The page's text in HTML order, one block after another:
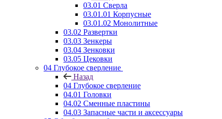
03.01 Сверла
03.01.01 Корпусные
03.01.02 Монолитные
03.02 Развертки
03.03 Зенкеры
03.04 Зенковки
03.05 Цековки
04 Глубокое сверление
Назад
04 Глубокое сверление
04.01 Головки
04.02 Сменные пластины
04.03 Запасные части и аксессуары